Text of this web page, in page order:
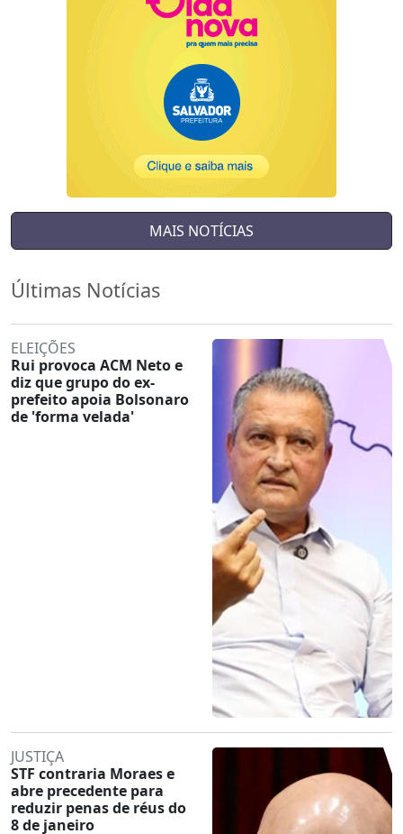
MAIS NOTÍCIAS
Últimas Notícias
ELEIÇÕES
Rui provoca ACM Neto e
diz que grupo do ex-
prefeito apoia Bolsonaro
de 'forma velada'
JUSTIÇA
STF contraria Moraes e
abre precedente para
reduzir penas de réus do
8 de janeiro